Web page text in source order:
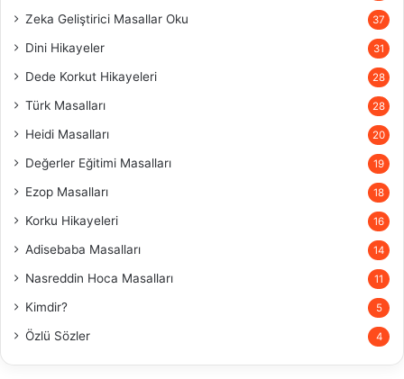
Zeka Geliştirici Masallar Oku 37
Dini Hikayeler 31
Dede Korkut Hikayeleri 28
Türk Masalları 28
Heidi Masalları 20
Değerler Eğitimi Masalları 19
Ezop Masalları 18
Korku Hikayeleri 16
Adisebaba Masalları 14
Nasreddin Hoca Masalları 11
Kimdir? 5
Özlü Sözler 4